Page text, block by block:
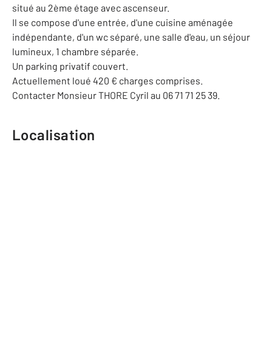
situé au 2ème étage avec ascenseur.
Il se compose d'une entrée, d'une cuisine aménagée
indépendante, d'un wc séparé, une salle d'eau, un séjour
lumineux, 1 chambre séparée.
Un parking privatif couvert.
Actuellement loué 420 € charges comprises.
Contacter Monsieur THORE Cyril au 06 71 71 25 39.
Localisation